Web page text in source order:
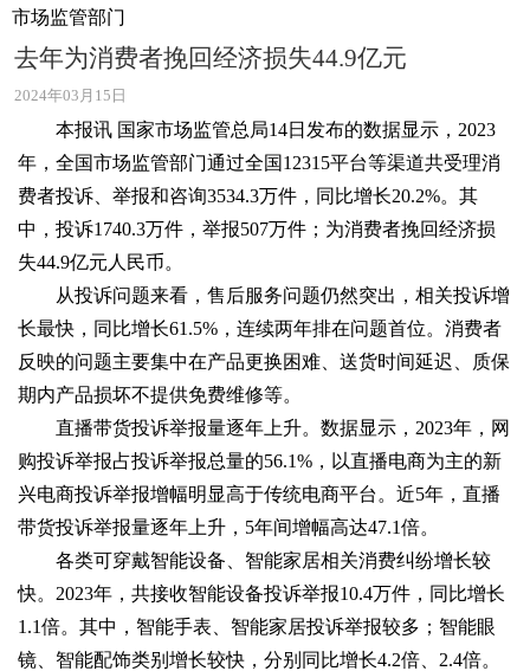
市场监管部门
去年为消费者挽回经济损失44.9亿元
2024年03月15日
本报讯 国家市场监管总局14日发布的数据显示，2023
年，全国市场监管部门通过全国12315平台等渠道共受理消
费者投诉、举报和咨询3534.3万件，同比增长20.2%。其
中，投诉1740.3万件，举报507万件；为消费者挽回经济损
失44.9亿元人民币。
从投诉问题来看，售后服务问题仍然突出，相关投诉增
长最快，同比增长61.5%，连续两年排在问题首位。消费者
反映的问题主要集中在产品更换困难、送货时间延迟、质保
期内产品损坏不提供免费维修等。
直播带货投诉举报量逐年上升。数据显示，2023年，网
购投诉举报占投诉举报总量的56.1%，以直播电商为主的新
兴电商投诉举报增幅明显高于传统电商平台。近5年，直播
带货投诉举报量逐年上升，5年间增幅高达47.1倍。
各类可穿戴智能设备、智能家居相关消费纠纷增长较
快。2023年，共接收智能设备投诉举报10.4万件，同比增长
1.1倍。其中，智能手表、智能家居投诉举报较多；智能眼
镜、智能配饰类别增长较快，分别同比增长4.2倍、2.4倍。